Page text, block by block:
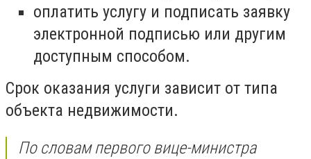
оплатить услугу и подписать заявку
электронной подписью или другим
доступным способом.
Срок оказания услуги зависит от типа
объекта недвижимости.
По словам первого вице-министра